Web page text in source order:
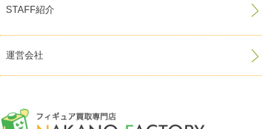
STAFF紹介
運営会社